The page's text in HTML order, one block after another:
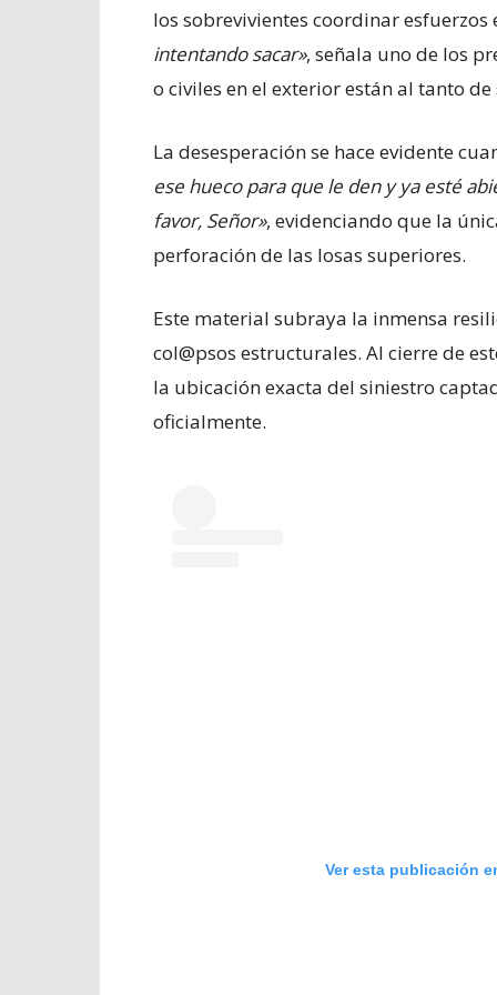
los sobrevivientes coordinar
intentando sacar», señala uno de los
o civiles en el exterior están al tanto
La desesperación se hace evidente
ese hueco para que le den y ya esté
favor, Señor», evidenciando que la
perforación de las losas superiores.
Este material subraya la inmensa
col@psos estructurales. Al cierre de
la ubicación exacta del siniestro
oficialmente.
Ver esta publicación